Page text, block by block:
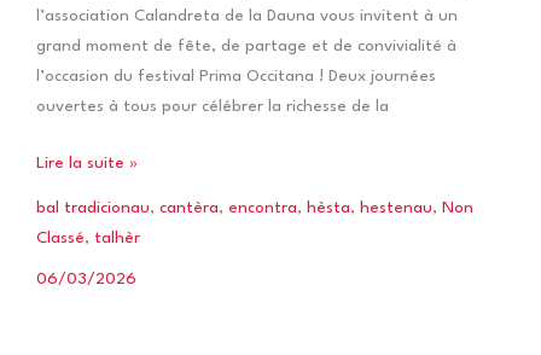
l’association Calandreta de la Dauna vous invitent à un
grand moment de fête, de partage et de convivialité à
l’occasion du festival Prima Occitana ! Deux journées
ouvertes à tous pour célébrer la richesse de la
Prima
Lire la suite »
bal tradicionau, cantèra, encontra, hèsta, hestenau, Non
Classé, talhèr
06/03/2026